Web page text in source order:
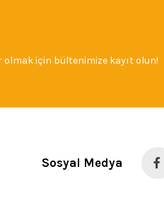
için bültenimize kayıt olun!
Sosyal Medya